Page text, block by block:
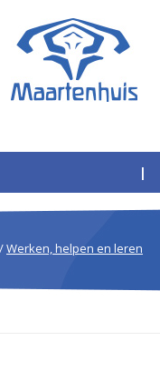
|
/Werken, helpen en leren